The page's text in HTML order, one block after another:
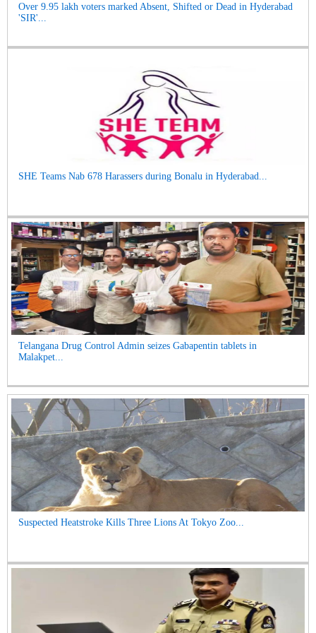
Over 9.95 lakh voters marked Absent, Shifted or Dead in Hyderabad
'SIR'...
SHE Teams Nab 678 Harassers during Bonalu in Hyderabad...
Telangana Drug Control Admin seizes Gabapentin tablets in
Malakpet...
Suspected Heatstroke Kills Three Lions At Tokyo Zoo...